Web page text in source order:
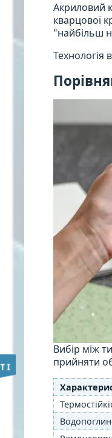
Акриловий
кварцової
"найбільш
Технологія
Вибір між
прийняти